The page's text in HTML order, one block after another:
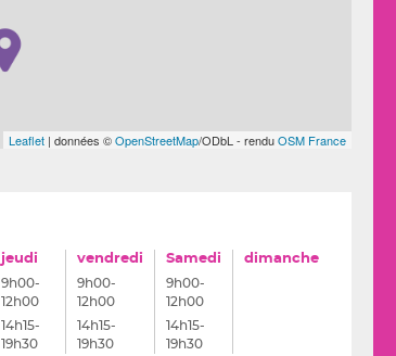
Leaflet | données ©OpenStreetMap/ODbL - renduOSM France
jeudi vendredi Samedi dimanche
9h00-
12h00
9h00-
12h00
9h00-
12h00
14h15-
19h30
14h15-
19h30
14h15-
19h30